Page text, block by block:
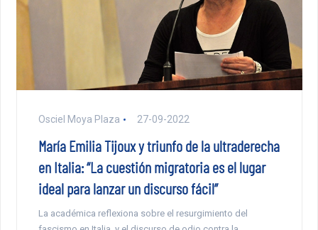
Osciel Moya Plaza 27-09-2022
María Emilia Tijoux y triunfo de la ultraderecha
en Italia: “La cuestión migratoria es el lugar
ideal para lanzar un discurso fácil”
La académica reflexiona sobre el resurgimiento del